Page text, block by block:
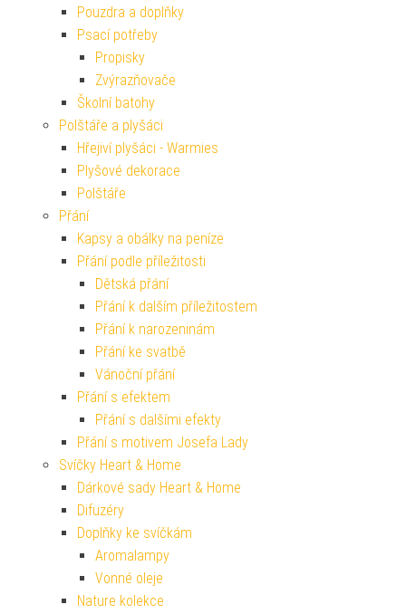
Pouzdra a doplňky
Psací potřeby
Propisky
Zvýrazňovače
Školní batohy
Polštáře a plyšáci
Hřejiví plyšáci - Warmies
Plyšové dekorace
Polštáře
Přání
Kapsy a obálky na peníze
Přání podle příležitosti
Dětská přání
Přání k dalším příležitostem
Přání k narozeninám
Přání ke svatbě
Vánoční přání
Přání s efektem
Přání s dalšími efekty
Přání s motivem Josefa Lady
Svíčky Heart & Home
Dárkové sady Heart & Home
Difuzéry
Doplňky ke svíčkám
Aromalampy
Vonné oleje
Nature kolekce